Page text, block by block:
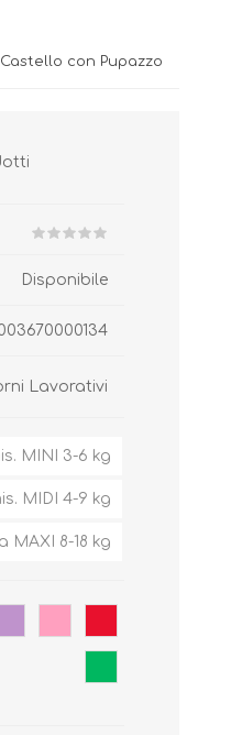
del Bambino
con Pupazzo
Disponibile
Lavorativi
MINI 3-6 kg
MIDI 4-9 kg
MAXI 8-18 kg